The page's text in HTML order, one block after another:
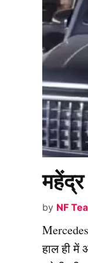
by NF
हाल ही में